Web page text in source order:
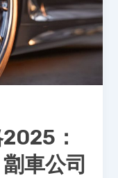
：
車公司